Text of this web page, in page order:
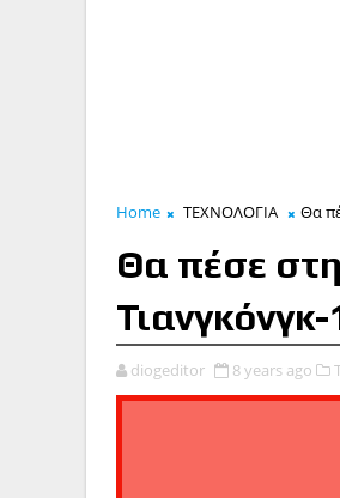
Home ΤΕΧΝΟΛΟΓΙΑ Θα
Θα πέσε
Τιανγκόνγκ-
diogeditor 8 years ago